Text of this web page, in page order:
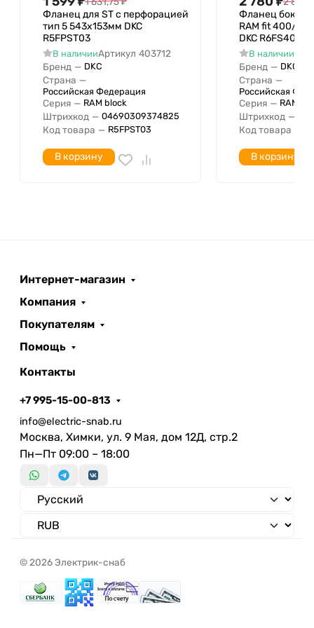
Фланец для ST с перфорацией
тип 5 543х153мм DKC
R5FPST03
В наличииАртикул 403712
Бренд — DKC
Страна —
Российская Федерация
Серия — RAM block
Штрихкод — 04690309374825
Код товара — R5FPST03
В корзину
Фланец
RAM fit 400/
DKC R6FS4045
В наличии
Бренд — DKC
Страна —
Российская
Серия — RAM
Штрихкод —
Код товара
В корзину
Интернет-магазин
Компания
Покупателям
Помощь
Контакты
+7 995-15-00-813
info@electric-snab.ru
Москва, Химки, ул. 9 Мая, дом 12Д, стр.2
Пн—Пт 09:00 – 18:00
© 2026 Электрик-снаб